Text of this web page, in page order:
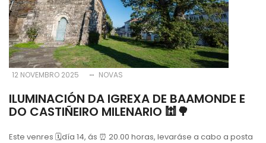
12 NOVEMBRO 2025 NOVAS
ILUMINACIÓN DA IGREXA DE BAAMONDE E
DO CASTIÑEIRO MILENARIO 🕍🌳
Este venres 🗓día 14, ás ⏰ 20.00 horas, levaráse a cabo a posta